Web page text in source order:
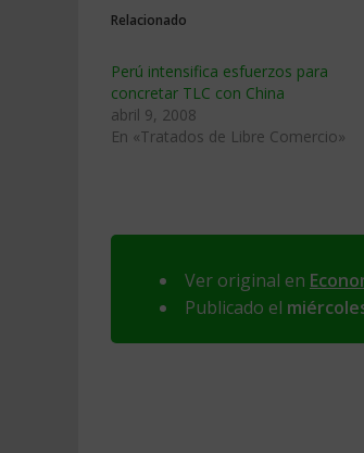
Relacionado
Perú intensifica esfuerzos para
concretar TLC con China
abril 9, 2008
En «Tratados de Libre Comercio»
Ver original en
Publicado el